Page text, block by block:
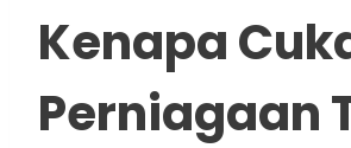
Kenapa
Perniagaan